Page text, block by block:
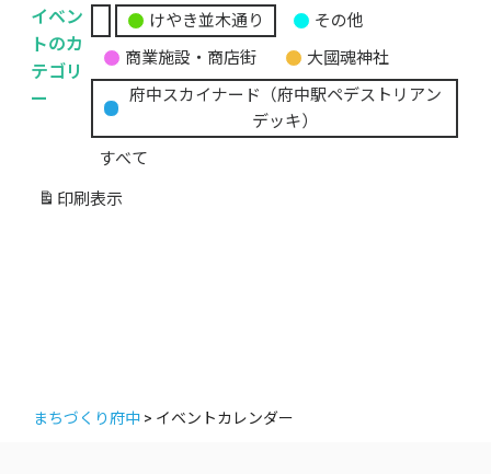
イベン
トのカ
テゴリ
ー
無
題
の
カ
テ
ゴ
リ
けやき並木通り
その他
商業施設・商店街
大國魂神社
府中スカイナード（府中駅ペデストリアン
デッキ）
すべて
印刷 表示
まちづくり府中 > イベントカレンダー